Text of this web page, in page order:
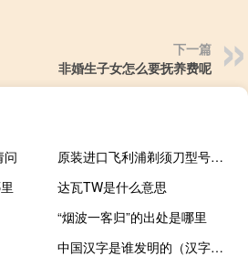
下一篇
非婚生子女怎么要抚养费呢
问
原装进口飞利浦剃须刀型号及价格
达瓦TW是什么意思
“烟波一客归”的出处是哪里
中国汉字是谁发明的（汉字是谁发明的）